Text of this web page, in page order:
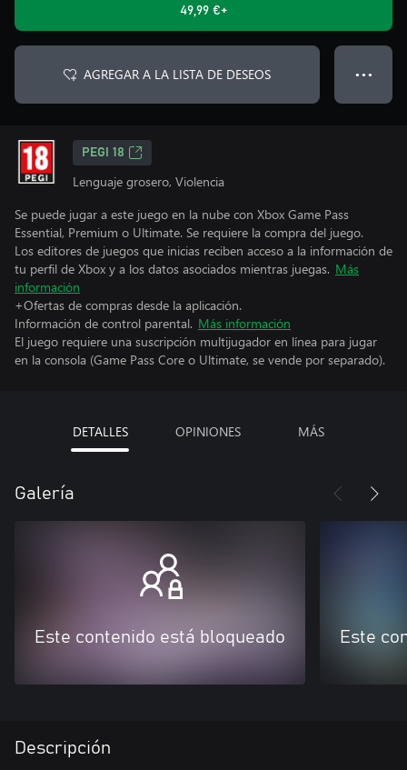
49,99 €+
AGREGAR A LA LISTA DE DESEOS ● ● ●
PEGI 18
Lenguaje grosero, Violencia
Se puede jugar a este juego en la nube con Xbox Game Pass
Essential, Premium o Ultimate. Se requiere la compra del juego.
Los editores de juegos que inicias reciben acceso a la información de
tu perfil de Xbox y a los datos asociados mientras juegas. Más
información
+Ofertas de compras desde la aplicación.
Información de control parental. Más información
El juego requiere una suscripción multijugador en línea para jugar
en la consola (Game Pass Core o Ultimate, se vende por separado).
DETALLES OPINIONES MÁS
Galería
Este contenido está bloqueado Este
Descripción